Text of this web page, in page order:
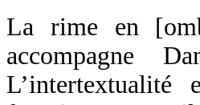
La rime en
accompagne